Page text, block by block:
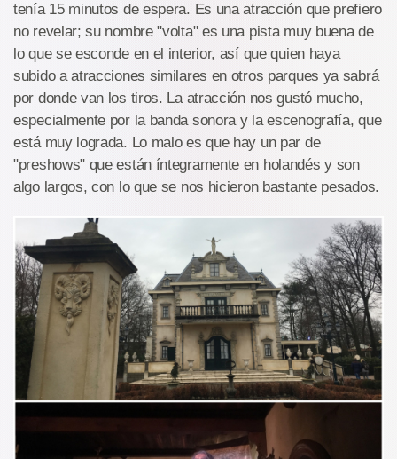
tenía 15 minutos de espera. Es una atracción que prefiero
no revelar; su nombre "volta" es una pista muy buena de
lo que se esconde en el interior, así que quien haya
subido a atracciones similares en otros parques ya sabrá
por donde van los tiros. La atracción nos gustó mucho,
especialmente por la banda sonora y la escenografía, que
está muy lograda. Lo malo es que hay un par de
"preshows" que están íntegramente en holandés y son
algo largos, con lo que se nos hicieron bastante pesados.